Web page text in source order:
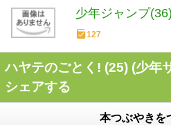
少年ジャンプ
127
ハヤテのごとく! (25) (少年
シェアする
本つぶやきを